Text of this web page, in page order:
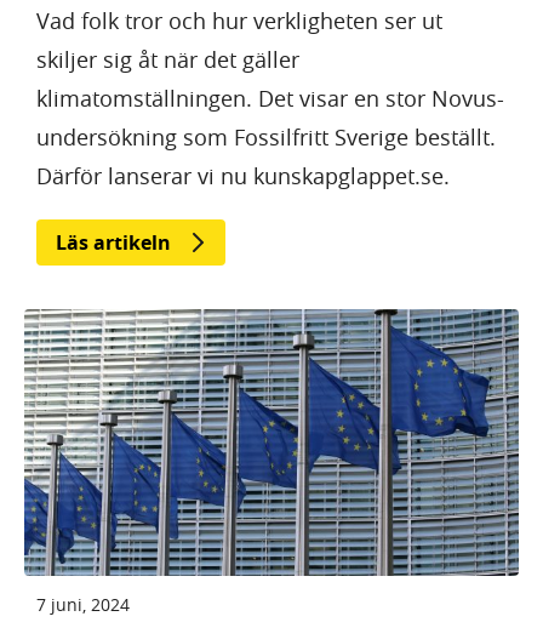
Vad folk tror och hur verkligheten ser ut
skiljer sig åt när det gäller
klimatomställningen. Det visar en stor Novus-
undersökning som Fossilfritt Sverige beställt.
Därför lanserar vi nu kunskapglappet.se.
Läs artikeln
7 juni, 2024